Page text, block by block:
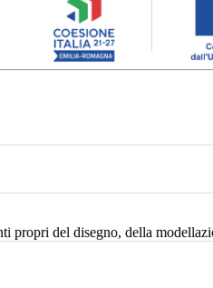
propri del disegno, della